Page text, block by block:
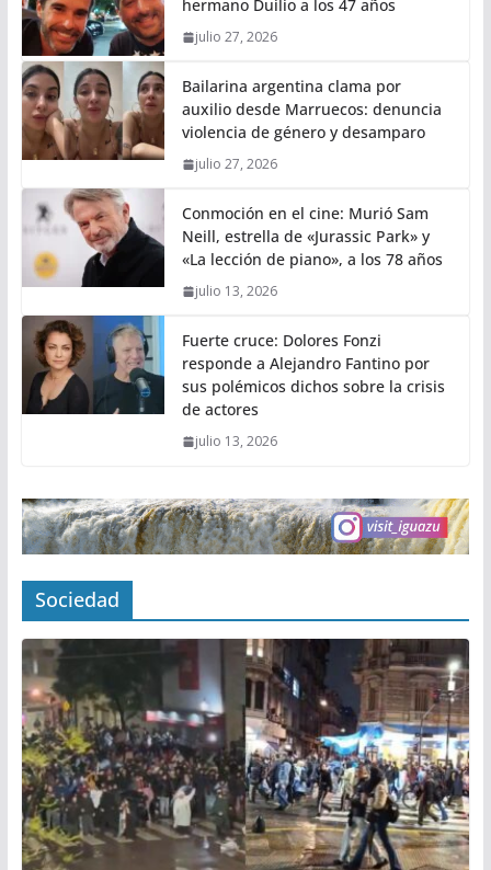
hermano Duilio a los 47 años
julio 27, 2026
Bailarina argentina clama por
auxilio desde Marruecos: denuncia
violencia de género y desamparo
julio 27, 2026
Conmoción en el cine: Murió Sam
Neill, estrella de «Jurassic Park» y
«La lección de piano», a los 78 años
julio 13, 2026
Fuerte cruce: Dolores Fonzi
responde a Alejandro Fantino por
sus polémicos dichos sobre la crisis
de actores
julio 13, 2026
Sociedad